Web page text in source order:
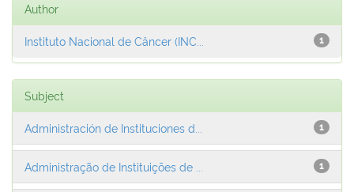
Author
1
Instituto Nacional de Câncer (INC...
Subject
1
Administración de Instituciones d...
1
Administração de Instituições de ...